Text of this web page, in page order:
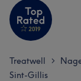
Treatwell >
Sint-Gillis